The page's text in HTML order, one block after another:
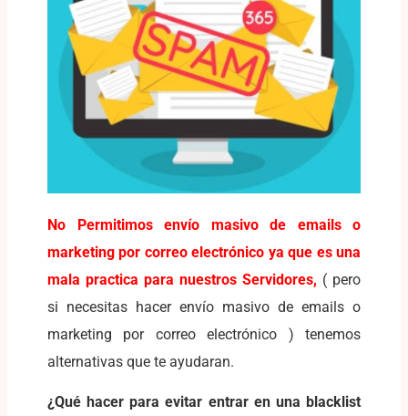
No Permitimos envío masivo de emails o
marketing por correo electrónico ya que es una
mala practica para nuestros Servidores, ( pero
si necesitas hacer envío masivo de emails o
marketing por correo electrónico ) tenemos
alternativas que te ayudaran.
¿Qué hacer para evitar entrar en una blacklist